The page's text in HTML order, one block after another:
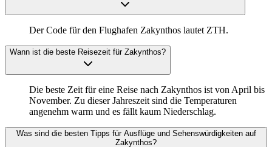
Der Code für den Flughafen Zakynthos lautet ZTH.
Wann ist die beste Reisezeit für Zakynthos?
Die beste Zeit für eine Reise nach Zakynthos ist von April bis
November. Zu dieser Jahreszeit sind die Temperaturen
angenehm warm und es fällt kaum Niederschlag.
Was sind die besten Tipps für Ausflüge und Sehenswürdigkeiten auf
Zakynthos?